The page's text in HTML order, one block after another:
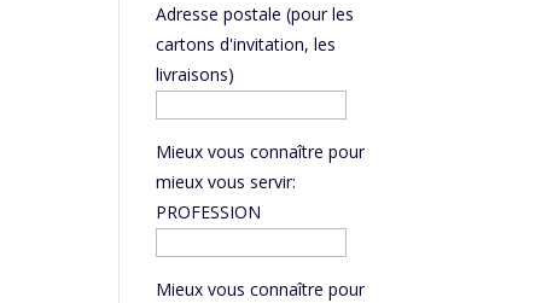
Adresse postale (pour les
cartons d'invitation, les
livraisons)
Mieux vous connaître pour
mieux vous servir:
PROFESSION
Mieux vous connaître pour